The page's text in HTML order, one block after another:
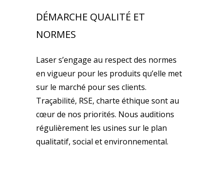
DÉMARCHE QUALITÉ ET
NORMES
Laser s’engage au respect des normes
en vigueur pour les produits qu’elle met
sur le marché pour ses clients.
Traçabilité, RSE, charte éthique sont au
cœur de nos priorités. Nous auditions
régulièrement les usines sur le plan
qualitatif, social et environnemental.